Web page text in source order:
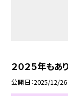
２０２５年もあ
公開日 2025/12/26